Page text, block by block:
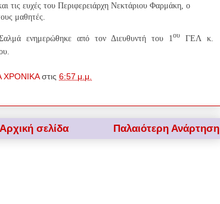
τις ευχές του Περιφερειάρχη Νεκτάριου Φαρμάκη, ο
μαθητές.
ενημερώθηκε από τον Διευθυντή του 1ου ΓΕΛ κ.
ΧΡΟΝΙΚΑ στις 6:57 μ.μ.
Παλαιότερη Ανάρτηση
Αρχική σελίδα